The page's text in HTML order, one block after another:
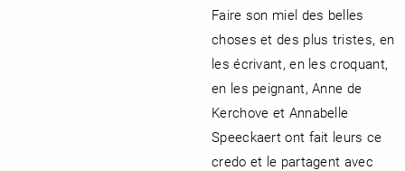
Faire son miel des belles
choses et des plus tristes, en
les écrivant, en les croquant,
en les peignant, Anne de
Kerchove et Annabelle
Speeckaert ont fait leurs ce
credo et le partagent avec